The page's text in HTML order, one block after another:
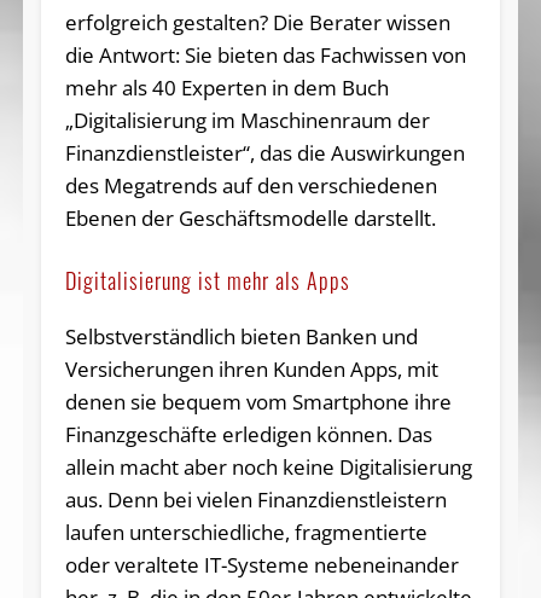
erfolgreich gestalten? Die Berater wissen
die Antwort: Sie bieten das Fachwissen von
mehr als 40 Experten in dem Buch
„Digitalisierung im Maschinenraum der
Finanzdienstleister“, das die Auswirkungen
des Megatrends auf den verschiedenen
Ebenen der Geschäftsmodelle darstellt.
Digitalisierung ist mehr als Apps
Selbstverständlich bieten Banken und
Versicherungen ihren Kunden Apps, mit
denen sie bequem vom Smartphone ihre
Finanzgeschäfte erledigen können. Das
allein macht aber noch keine Digitalisierung
aus. Denn bei vielen Finanzdienstleistern
laufen unterschiedliche, fragmentierte
oder veraltete IT-Systeme nebeneinander